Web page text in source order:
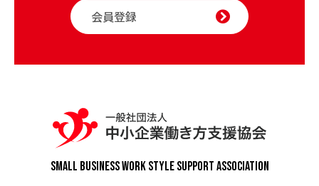
会員登録
Small Business Work StyleSupport Association